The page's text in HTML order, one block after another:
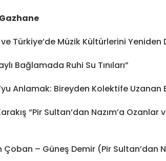
Türkiye’de Müzik Kültürlerini Yeniden
Bağlamada Ruhi Su Tınıları”
Anlamak: Bireyden Kolektife Uzanan
“Pir Sultan’dan Nazım’a Ozanlar
– Güneş Demir (Pir Sultan’dan